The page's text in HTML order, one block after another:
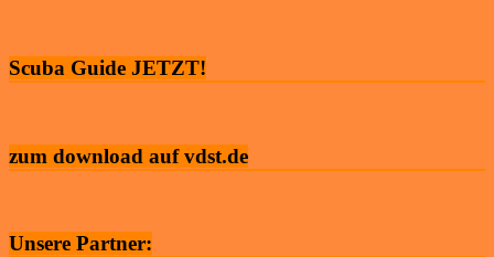
Scuba Guide JETZT!
zum download auf vdst.de
Unsere Partner: